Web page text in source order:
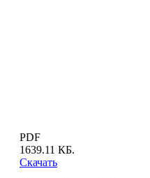
PDF
1639.11 КБ.
Скачать